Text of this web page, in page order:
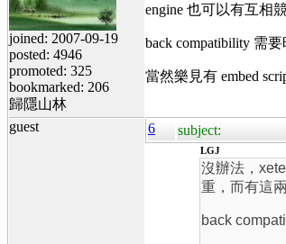
joined: 2007-09-19
posted: 4946
promoted: 325
bookmarked: 206
歸隱山林
engine 也可以有互相
back compatibility 需
當然樂見有 embed
guest 6 subject:
LGJ
沒辦法，
重，而有這
back